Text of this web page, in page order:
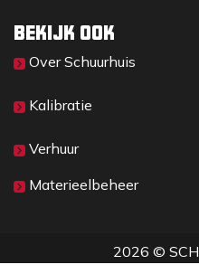
Kleur
Gemeten op
Kiplasten:
Bekijk ook
Over Sc​huurhuis
Kalibratie
Verhuur
Materieelbeheer
2026 ©